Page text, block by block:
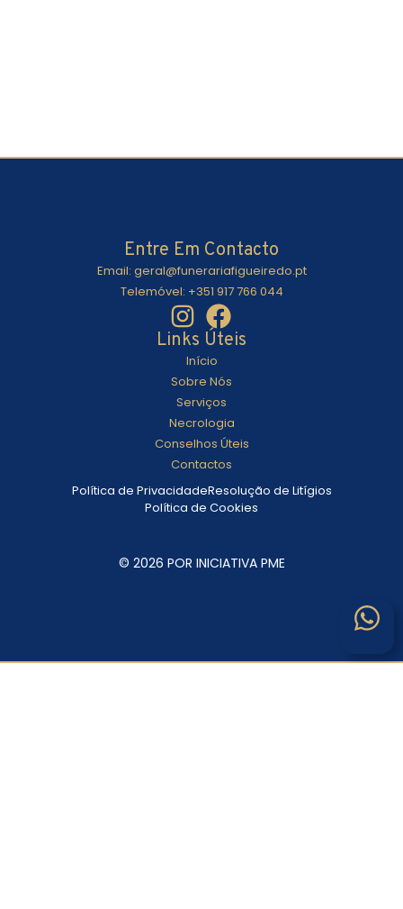
Links Úteis
Início
Sobre Nós
Serviços
Necrologia
Conselhos Úteis
Contactos
Entre Em Contacto
Email: geral@funerariafigueiredo.pt
Telemóvel: +351 917 766 044
© 2026 POR INICIATIVA PME
Política de PrivacidadeResolução de Litígios
Política de Cookies